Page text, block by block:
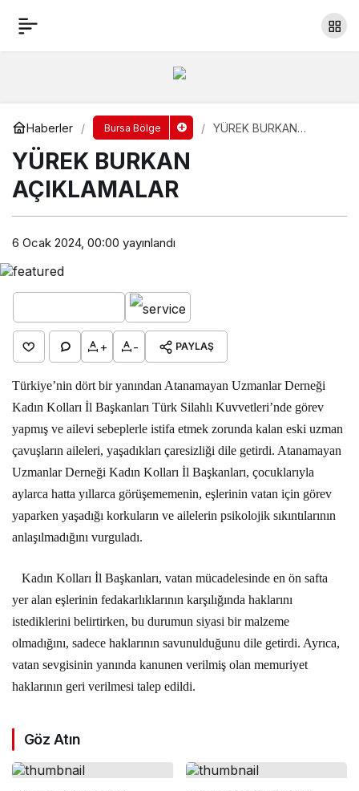
Haberler Bursa Bölge
YÜREK BURKAN
YÜREK BURKAN
AÇIKLAMALAR
6 Ocak 2024, 00:00 yayınlandı
+ - PAYLAŞ
Türkiye’nin dört bir yanından Atanamayan Uzmanlar Derneği
Kadın Kolları İl Başkanları Türk Silahlı Kuvvetleri’nde görev
yapmış ve ailevi sebeplerle istifa etmek zorunda kalan eski uzman
çavuşların aileleri, yaşadıkları çaresizliği dile getirdi. Atanamayan
Uzmanlar Derneği Kadın Kolları İl Başkanları, çocuklarıyla
aylarca hatta yıllarca görüşememenin, eşlerinin vatan için görev
yaparken yaşadığı korkuların ve ailelerin psikolojik sıkıntılarının
anlaşılmadığını vurguladı.
Kadın Kolları İl Başkanları, vatan mücadelesinde en ön safta
yer alan eşlerinin fedakarlıklarının karşılığında haklarını
istediklerini belirtirken, bu durumun siyasi bir malzeme
olmadığını, sadece haklarının savunulduğunu dile getirdi. Ayrıca,
vatan sevgisinin yanında kanunen verilmiş olan memuriyet
haklarının geri verilmesi talep edildi.
Göz Atın